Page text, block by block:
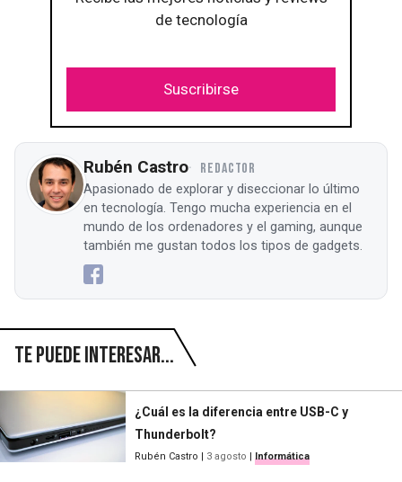
de tecnología
Suscribirse
Rubén Castro REDACTOR
Apasionado de explorar y diseccionar lo último
en tecnología. Tengo mucha experiencia en el
mundo de los ordenadores y el gaming, aunque
también me gustan todos los tipos de gadgets.
Te puede interesar...
¿Cuál es la diferencia entre USB-C y
Thunderbolt?
Rubén Castro | 3 agosto | Informática